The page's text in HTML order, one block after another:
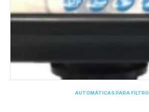
AUTOMÁTICAS PARA FILTRO